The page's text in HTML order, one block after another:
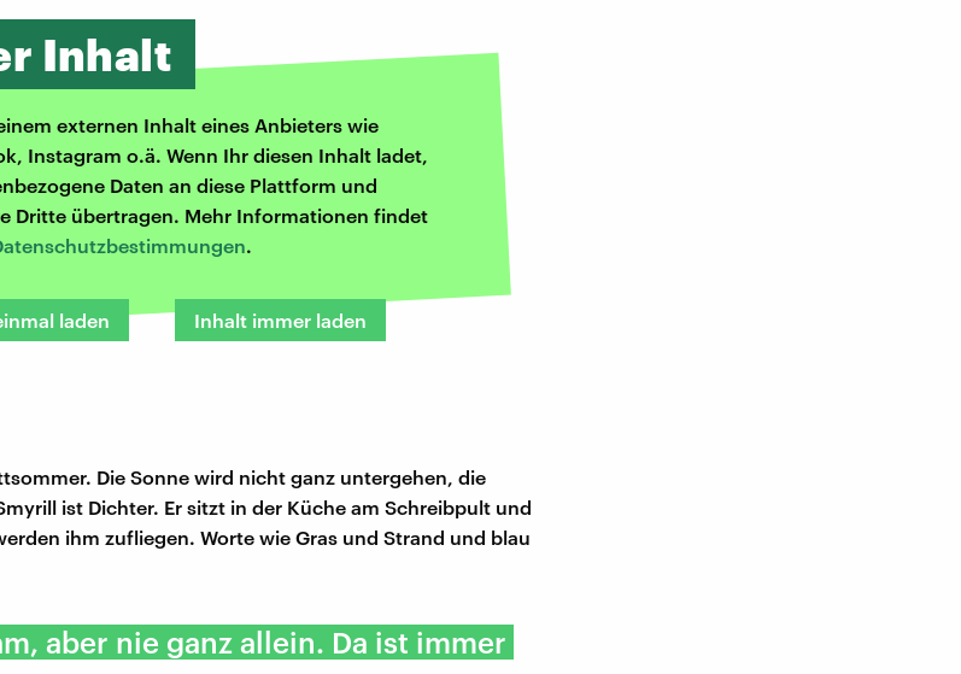
Inhalt
externen Inhalt eines Anbieters wie
Instagram o.ä. Wenn Ihr diesen Inhalt ladet,
Daten an diese Plattform und
Dritte übertragen. Mehr Informationen findet
.
laden Inhalt immer laden
Die Sonne wird nicht ganz untergehen, die
ist Dichter. Er sitzt in der Küche am Schreibpult und
ihm zufliegen. Worte wie Gras und Strand und blau
aber nie ganz allein. Da ist immer